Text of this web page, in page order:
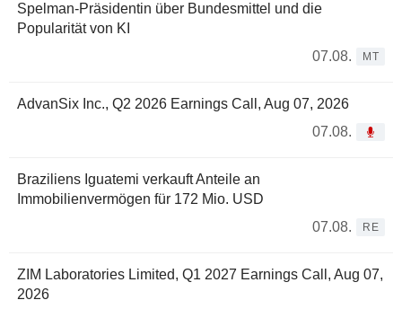
Spelman-Präsidentin über Bundesmittel und die
Popularität von KI
07.08.
MT
AdvanSix Inc., Q2 2026 Earnings Call, Aug 07, 2026
07.08.
Braziliens Iguatemi verkauft Anteile an
Immobilienvermögen für 172 Mio. USD
07.08.
RE
ZIM Laboratories Limited, Q1 2027 Earnings Call, Aug 07,
2026